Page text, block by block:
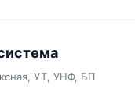
УТ, УНФ, БП